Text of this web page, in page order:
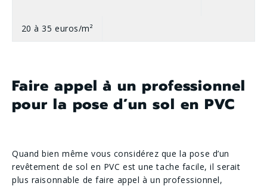
20 à 35 euros/m²
Faire appel à un professionnel
pour la pose d’un sol en PVC
Quand bien même vous considérez que la pose d’un
revêtement de sol en PVC est une tache facile, il serait
plus raisonnable de faire appel à un professionnel,